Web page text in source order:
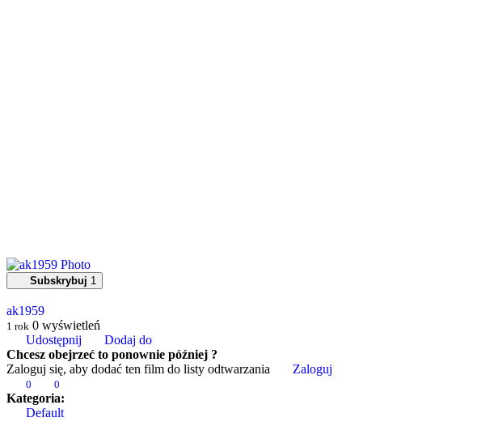
Subskrybuj 1
ak1959
1 rok 0 wyświetleń
Udostępnij
Dodaj do
Chcesz obejrzeć to ponownie później ?
Zaloguj się, aby dodać ten film do listy odtwarzania
Zaloguj
0 0
Kategoria:
Default